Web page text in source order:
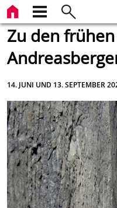
Zu den
14. JUNI UND 13. SEPTEMBER